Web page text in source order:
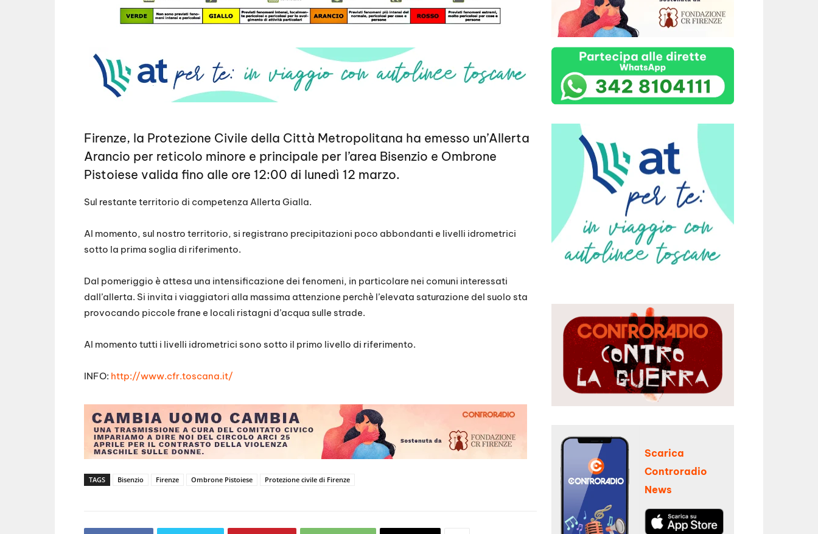
Firenze, la Protezione Civile della Città Metropolitana ha emesso un’Allerta
Arancio per reticolo minore e principale per l’area Bisenzio e Ombrone
Pistoiese valida fino alle ore 12:00 di lunedì 12 marzo.
Sul restante territorio di competenza Allerta Gialla.
Al momento, sul nostro territorio, si registrano precipitazioni poco abbondanti e livelli idrometrici
sotto la prima soglia di riferimento.
Dal pomeriggio è attesa una intensificazione dei fenomeni, in particolare nei comuni interessati
dall’allerta. Si invita i viaggiatori alla massima attenzione perchè l’elevata saturazione del suolo sta
provocando piccole frane e locali ristagni d’acqua sulle strade.
Al momento tutti i livelli idrometrici sono sotto il primo livello di riferimento.
INFO: http://www.cfr.toscana.it/
TAGS Bisenzio Firenze Ombrone Pistoiese Protezione civile di Firenze
Scarica
Controradio
News